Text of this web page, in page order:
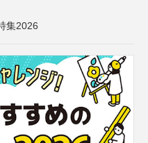
集2026